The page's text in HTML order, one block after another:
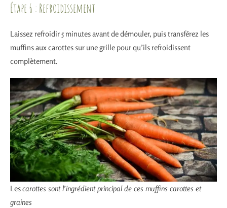
Étape 6 : Refroidissement
Laissez refroidir 5 minutes avant de démouler, puis transférez les
muffins aux carottes sur une grille pour qu’ils refroidissent
complètement.
Lescarottes sont l’ingrédient principal de ces muffins carottes et
graines